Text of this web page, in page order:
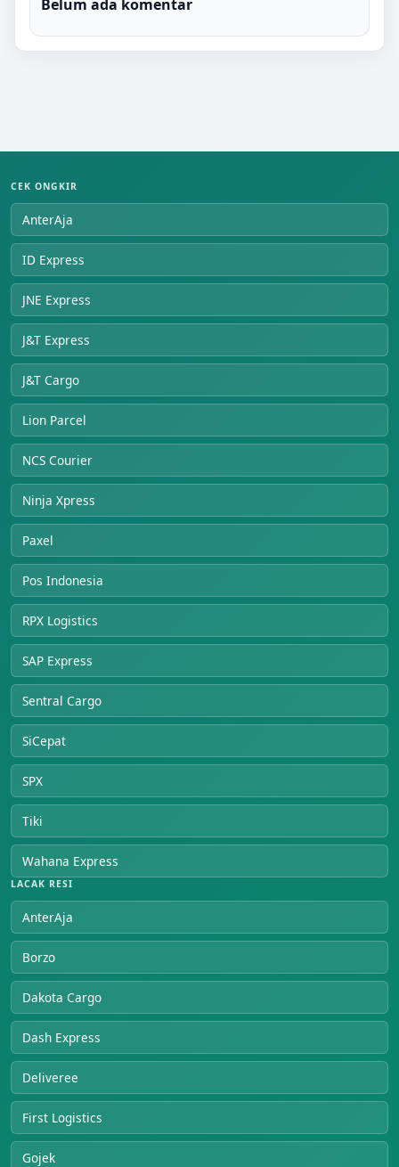
Belum ada komentar
CEK ONGKIR
AnterAja
ID Express
JNE Express
J&T Express
J&T Cargo
Lion Parcel
NCS Courier
Ninja Xpress
Paxel
Pos Indonesia
RPX Logistics
SAP Express
Sentral Cargo
SiCepat
SPX
Tiki
Wahana Express
LACAK RESI
AnterAja
Borzo
Dakota Cargo
Dash Express
Deliveree
First Logistics
Gojek